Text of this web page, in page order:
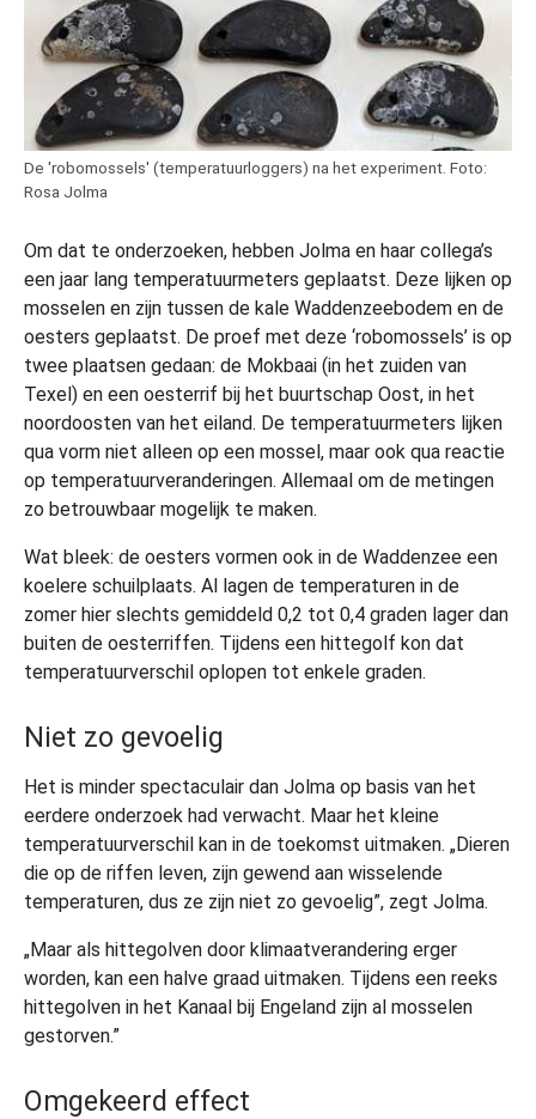
De 'robomossels' (temperatuurloggers) na het experiment. Foto:
Rosa Jolma
Om dat te onderzoeken, hebben Jolma en haar collega’s
een jaar lang temperatuurmeters geplaatst. Deze lijken op
mosselen en zijn tussen de kale Waddenzeebodem en de
oesters geplaatst. De proef met deze ‘robomossels’ is op
twee plaatsen gedaan: de Mokbaai (in het zuiden van
Texel) en een oesterrif bij het buurtschap Oost, in het
noordoosten van het eiland. De temperatuurmeters lijken
qua vorm niet alleen op een mossel, maar ook qua reactie
op temperatuurveranderingen. Allemaal om de metingen
zo betrouwbaar mogelijk te maken.
Wat bleek: de oesters vormen ook in de Waddenzee een
koelere schuilplaats. Al lagen de temperaturen in de
zomer hier slechts gemiddeld 0,2 tot 0,4 graden lager dan
buiten de oesterriffen. Tijdens een hittegolf kon dat
temperatuurverschil oplopen tot enkele graden.
Niet zo gevoelig
Het is minder spectaculair dan Jolma op basis van het
eerdere onderzoek had verwacht. Maar het kleine
temperatuurverschil kan in de toekomst uitmaken. „Dieren
die op de riffen leven, zijn gewend aan wisselende
temperaturen, dus ze zijn niet zo gevoelig”, zegt Jolma.
„Maar als hittegolven door klimaatverandering erger
worden, kan een halve graad uitmaken. Tijdens een reeks
hittegolven in het Kanaal bij Engeland zijn al mosselen
gestorven.”
Omgekeerd effect